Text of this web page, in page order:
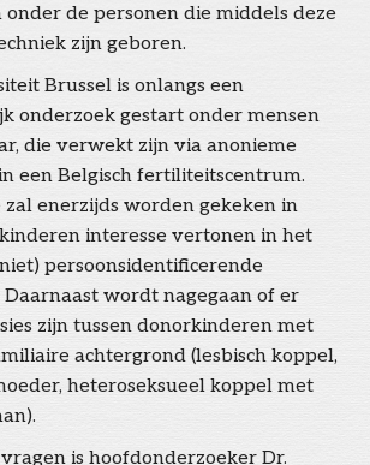
de personen die middels deze
zijn geboren.
Brussel is onlangs een
onderzoek gestart onder mensen
die verwekt zijn via anonieme
een Belgisch fertiliteitscentrum.
enerzijds worden gekeken in
interesse vertonen in het
persoonsidentificerende
Daarnaast wordt nagegaan of er
zijn tussen donorkinderen met
achtergrond (lesbisch koppel,
heteroseksueel koppel met
is hoofdonderzoeker Dr.